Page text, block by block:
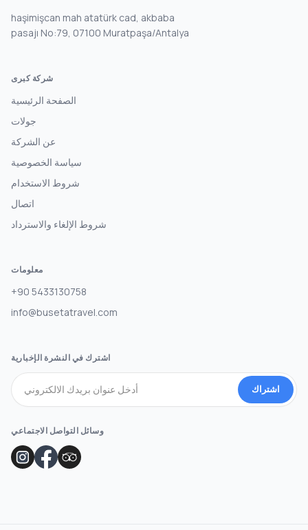
haşimişcan mah atatürk cad, akbaba
pasajı No:79, 07100 Muratpaşa/Antalya
شركة كبرى
الصفحة الرئيسية
جولات
عن الشركة
سياسة الخصوصية
شروط الاستخدام
اتصال
شروط الإلغاء والاسترداد
معلومات
+90 5433130758
info@busetatravel.com
اشترك في النشرة الإخبارية
اشتراك
وسائل التواصل الاجتماعي